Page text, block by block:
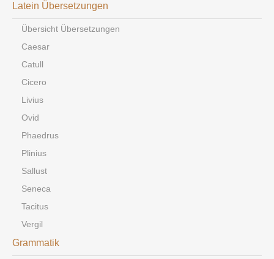
Latein Übersetzungen
Übersicht Übersetzungen
Caesar
Catull
Cicero
Livius
Ovid
Phaedrus
Plinius
Sallust
Seneca
Tacitus
Vergil
Grammatik